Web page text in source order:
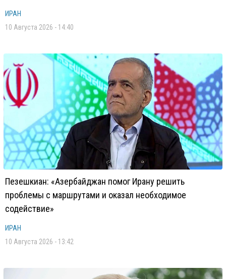
ИРАН
10 Августа 2026 - 14:40
Пезешкиан: «Азербайджан помог Ирану решить
проблемы с маршрутами и оказал необходимое
содействие»
ИРАН
10 Августа 2026 - 13:42